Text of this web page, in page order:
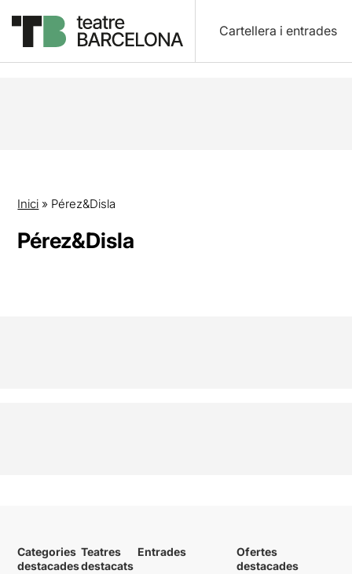
Cartellera i entrades
Inici » Pérez&Disla
Pérez&Disla
Categories
destacades
Teatres
destacats
Entrades
Ofertes
destacades